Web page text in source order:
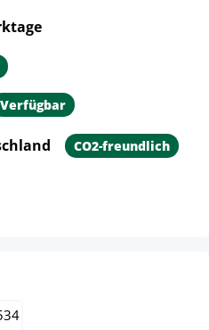
Verfügbar
CO2-freundlich